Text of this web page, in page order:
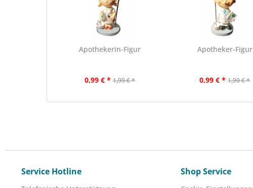
Apothekerin-Figur
0,99 € * 1,99 € *
Apotheker-Figur
0,99 € * 1,99 € *
Service Hotline Shop Service